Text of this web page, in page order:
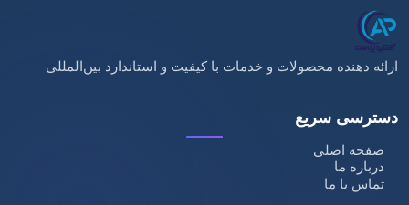
ارائه دهنده محصولات و خدمات با کیفیت و استاندارد بین‌المللی
دسترسی سریع
صفحه اصلی
درباره ما
تماس با ما